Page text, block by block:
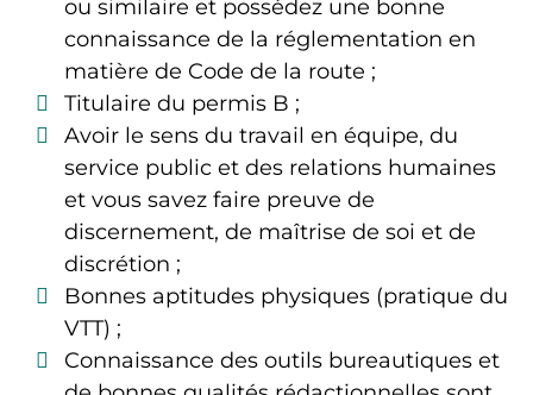
ou similaire et possédez une bonne
connaissance de la réglementation en
matière de Code de la route ;
Titulaire du permis B ;
Avoir le sens du travail en équipe, du
service public et des relations humaines
et vous savez faire preuve de
discernement, de maîtrise de soi et de
discrétion ;
Bonnes aptitudes physiques (pratique du
VTT) ;
Connaissance des outils bureautiques et